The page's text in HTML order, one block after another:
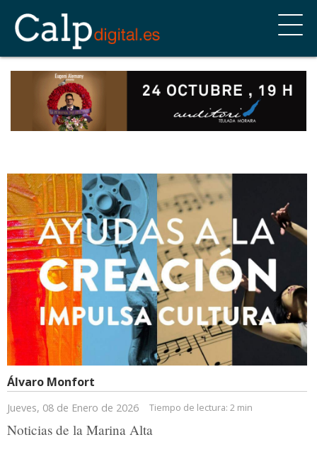
Álvaro Monfort
Jueves, 08 de Enero de 2026 Tiempo de lectura: 2 min
Noticias de la Marina Alta